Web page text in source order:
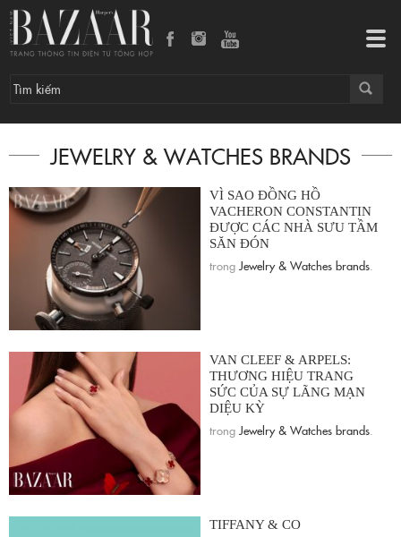
JEWELRY & WATCHES BRANDS
VÌ SAO ĐỒNG HỒ
VACHERON CONSTANTIN
ĐƯỢC CÁC NHÀ SƯU TẦM
SĂN ĐÓN
trong Jewelry & Watches brands
VAN CLEEF & ARPELS:
THƯƠNG HIỆU TRANG
SỨC CỦA SỰ LÃNG MẠN
DIỆU KỲ
trong Jewelry & Watches brands
TIFFANY & CO